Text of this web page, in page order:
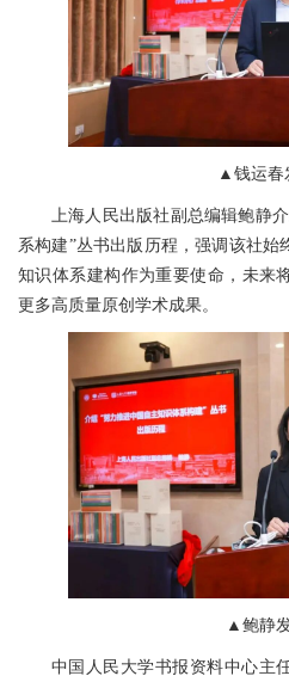
▲钱运春
上海人民出版社副总编辑鲍静
系构建”丛书出版历程，强调该社
知识体系建构作为重要使命，未来
更多高质量原创学术成果。
▲鲍静
中国人民大学书报资料中心主